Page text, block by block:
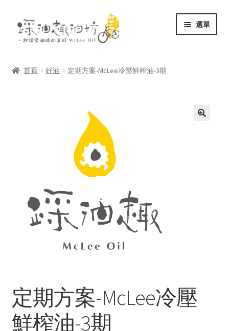
至
導
列
至
主
內
選單
選
首頁 好油 定期方案-McLee冷壓鮮榨油-3期
定期方案-McLee冷壓
鮮榨油-3期